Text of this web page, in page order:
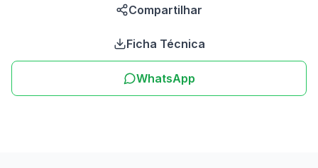
Compartilhar
Ficha Técnica
WhatsApp